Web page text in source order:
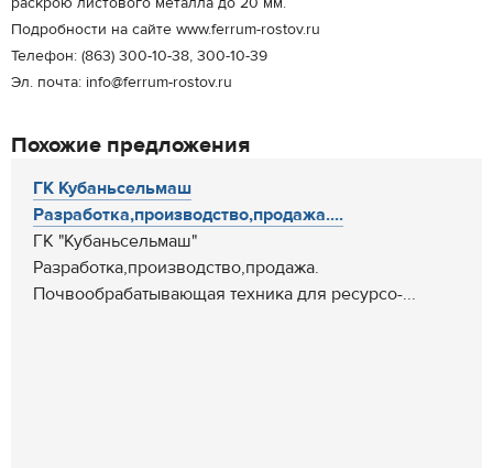
Подробности на сайте www.ferrum-rostov.ru
Телефон: (863) 300-10-38, 300-10-39
Эл. почта: info@ferrum-rostov.ru
Похожие предложения
ГК Кубаньсельмаш
Разработка,производство,продажа....
ГК "Кубаньсельмаш"
Разработка,производство,продажа.
Почвообрабатывающая техника для ресурсо-...